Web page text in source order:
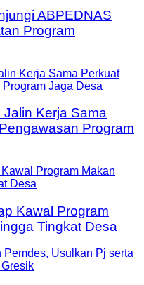
ABPEDNAS
Program
Kerja Sama
Program
Kawal Program
Tingkat Desa